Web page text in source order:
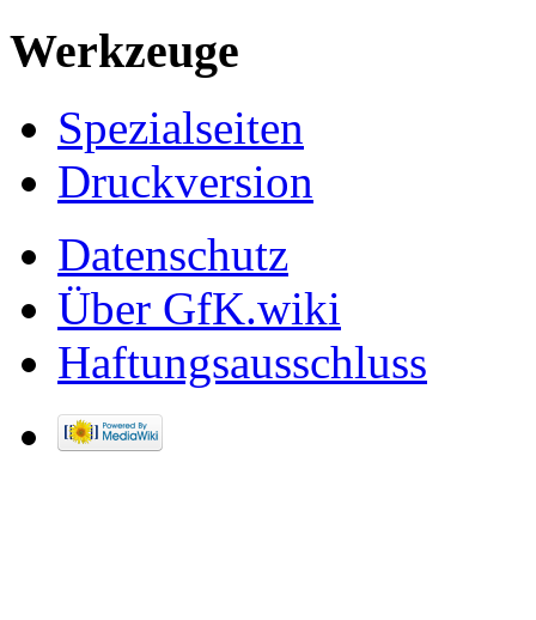
Werkzeuge
Spezialseiten
Druckversion
Datenschutz
Über GfK.wiki
Haftungsausschluss